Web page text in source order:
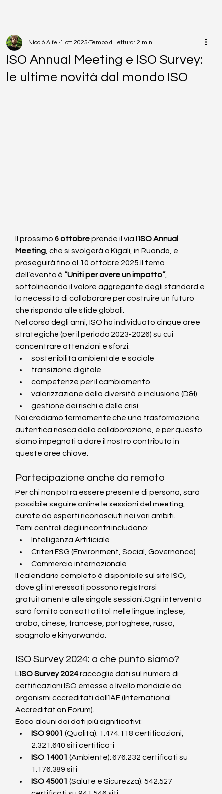
ISO Annual Meeting e ISO Survey:
le ultime novità dal mondo ISO
Nicolò Alfei 1 ott 2025 Tempo di lettura: 2 min
Il prossimo 6 ottobre prende il via l’ISO Annual
Meeting , che si svolgerà a Kigali, in Ruanda, e
proseguirà fino al 10 ottobre 2025.Il tema
dell’evento è “Uniti per avere un impatto”
sottolineando il valore aggregante degli standard e
la necessità di collaborare per costruire un futuro
che risponda alle sfide globali.
Nel corso degli anni, ISO ha individuato cinque aree
strategiche (per il periodo 2023-2026) su cui
concentrare attenzioni e sforzi:
sostenibilità ambientale e sociale
transizione digitale
competenze per il cambiamento
valorizzazione della diversità e inclusione (D&I)
gestione dei rischi e delle crisi
Noi crediamo fermamente che una trasformazione
autentica nasca dalla collaborazione, e per questo
siamo impegnati a dare il nostro contributo in
queste aree chiave.
Partecipazione anche da remoto
Per chi non potrà essere presente di persona, sarà
possibile seguire online le sessioni del meeting,
curate da esperti riconosciuti nei vari ambiti.
Temi centrali degli incontri includono:
Intelligenza Artificiale
Criteri ESG (Environment, Social, Governance)
Commercio internazionale
Il calendario completo è disponibile sul sito ISO,
dove gli interessati possono registrarsi
gratuitamente alle singole sessioni.Ogni intervento
sarà fornito con sottotitoli nelle lingue: inglese,
arabo, cinese, francese, portoghese, russo,
spagnolo e kinyarwanda.
ISO Survey 2024: a che punto siamo?
L’ISO Survey 2024 raccoglie dati sul numero di
certificazioni ISO emesse a livello mondiale da
organismi accreditati dall’IAF (International
Accreditation Forum).
Ecco alcuni dei dati più significativi:
ISO 9001 (Qualità): 1.474.118 certificazioni,
2.321.640 siti certificati
ISO 14001 (Ambiente): 676.232 certificati su
1.176.389 siti
ISO 45001 (Salute e Sicurezza): 542.527